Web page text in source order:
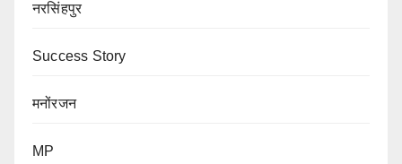
नरसिंहपुर
Success Story
मनोंरजन
MP